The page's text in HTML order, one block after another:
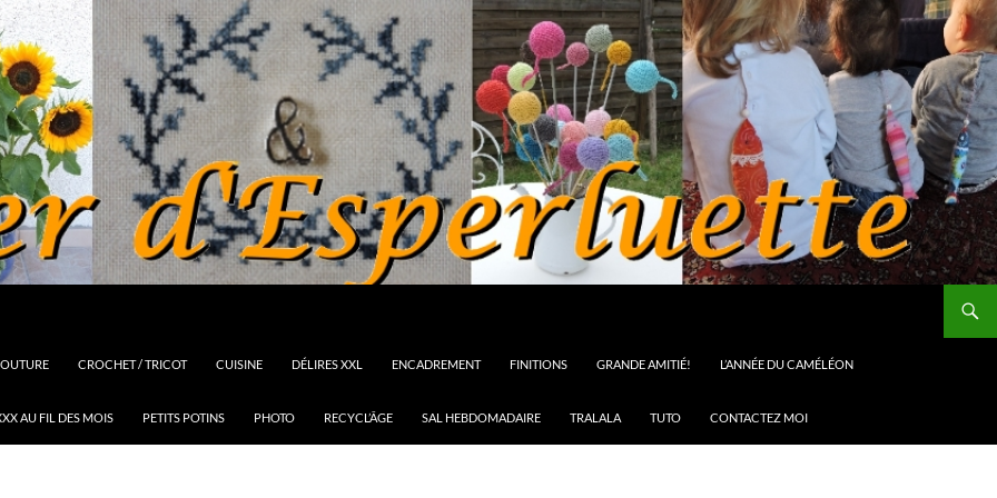
CROCHET / TRICOT CUISINE DÉLIRES XXL ENCADREMENT FINITIONS GRANDE AMITIÉ! L’ANNÉE DU CAMÉLÉON
AU FIL DES MOIS PETITS POTINS PHOTO RECYCL’ÂGE SAL HEBDOMADAIRE TRALALA TUTO CONTACTEZ MOI